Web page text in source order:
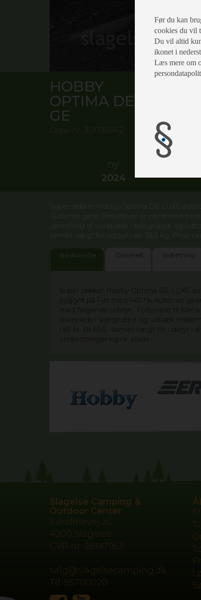
HOBBY
OPTIMA DE LUXE T
GE
ny
2024
Beskrivelse Generelt Indretning
Slagelse Camping &
Outdoor Center
Karolinevej 2C
4200 Slagelse
CVR nr. 28147953
salg@slagelsecamping.dk
Tlf. 55700020
Før du kan
cookies du vil
Du vil altid
ikonet i
Læs mere om